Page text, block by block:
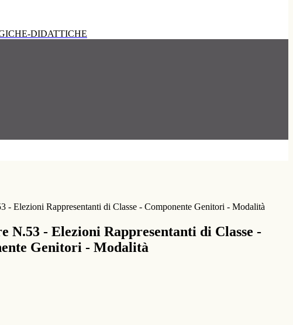
DIDATTICHE
- Elezioni Rappresentanti di Classe - Componente Genitori - Modalità
N.53 - Elezioni Rappresentanti di Classe -
Genitori - Modalità